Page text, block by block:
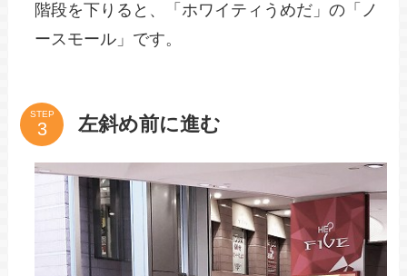
階段を下りると、「ホワイティうめだ」の「ノ
ースモール」です。
STEP 左斜め前に進む